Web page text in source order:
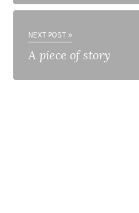
NEXT POST »
A piece of story